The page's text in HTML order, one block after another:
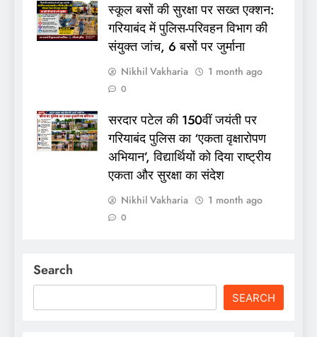
स्कूल बसों की सुरक्षा पर सख्त एक्शन:
गरियाबंद में पुलिस-परिवहन विभाग की
संयुक्त जांच, 6 बसों पर जुर्माना
Nikhil Vakharia 1 month ago
0
सरदार पटेल की 150वीं जयंती पर
गरियाबंद पुलिस का ‘एकता वृक्षारोपण
अभियान’, विद्यार्थियों को दिया राष्ट्रीय
एकता और सुरक्षा का संदेश
Nikhil Vakharia 1 month ago
0
Search
SEARCH